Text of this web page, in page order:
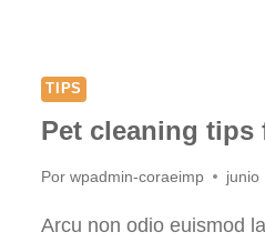
TIPS
Pet cleaning tips
Por wpadmin-coraeimp junio
Arcu non odio euismod